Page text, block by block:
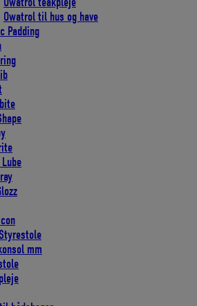
Owatrol til hus og have
Padding
mm